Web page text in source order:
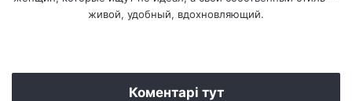
живой, удобный, вдохновляющий.
te
Коментарі тут